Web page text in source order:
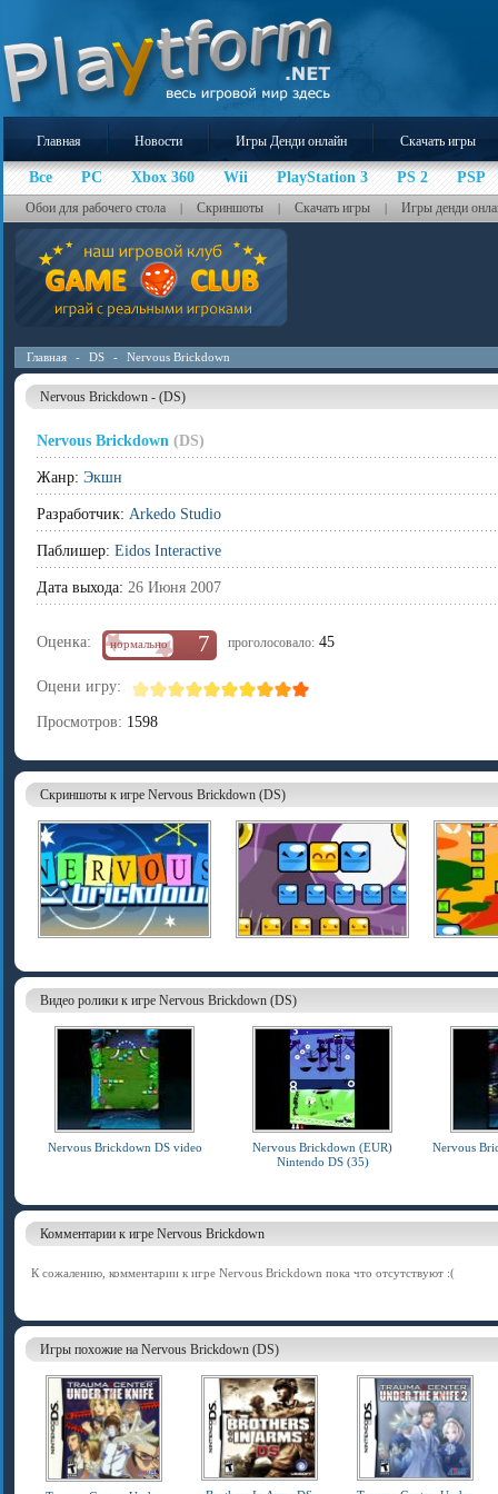
Главная Новости Игры Денди онлайн Скачать игры
Все PC Xbox 360 Wii PlayStation 3 PS 2 PSP
Обои для рабочего стола | Скриншоты | Скачать игры | Игры денди
Главная - DS - Nervous Brickdown
Nervous Brickdown - (DS)
Nervous Brickdown (DS)
Жанр: Экшн
Разработчик: Arkedo Studio
Паблишер: Eidos Interactive
Дата выхода: 26 Июня 2007
Оценка: нормально 7 проголосовало: 45
Оцени игру:
Просмотров: 1598
Скриншоты к игре Nervous Brickdown (DS)
Видео ролики к игре Nervous Brickdown (DS)
Nervous Brickdown DS video
Nervous Brickdown (EUR)
Nintendo DS (35)
Nervous
Комментарии к игре Nervous Brickdown
К сожалению, комментарии к игре Nervous Brickdown пока что отсутствуют :(
Игры похожие на Nervous Brickdown (DS)